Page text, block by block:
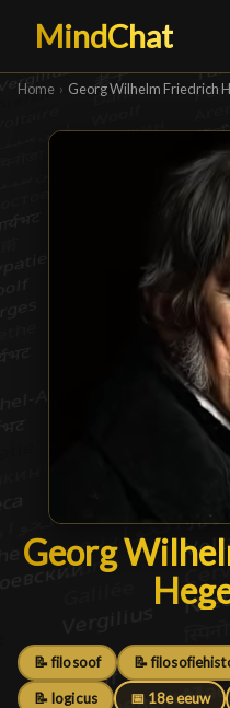
MindChat
Home › Georg Wilhelm Friedrich
Georg
Georg
📝 filosoof 📝
📝 logicus 📅 18e eeuw